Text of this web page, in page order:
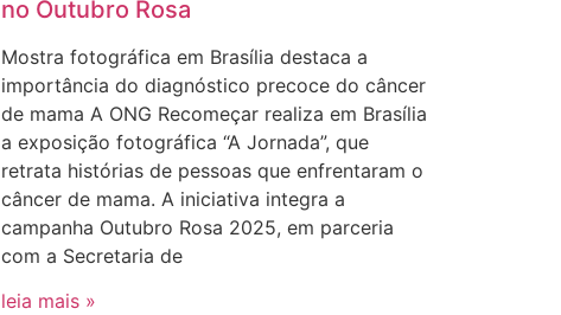
no Outubro Rosa
Mostra fotográfica em Brasília destaca a
importância do diagnóstico precoce do câncer
de mama A ONG Recomeçar realiza em Brasília
a exposição fotográfica “A Jornada”, que
retrata histórias de pessoas que enfrentaram o
câncer de mama. A iniciativa integra a
campanha Outubro Rosa 2025, em parceria
com a Secretaria de
leia mais »